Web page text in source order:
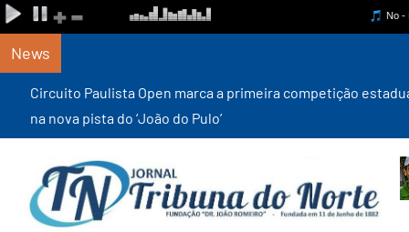
News
Circuito Paulista Open marca a primeira competição estadual
na nova pista do ‘João do Pulo’